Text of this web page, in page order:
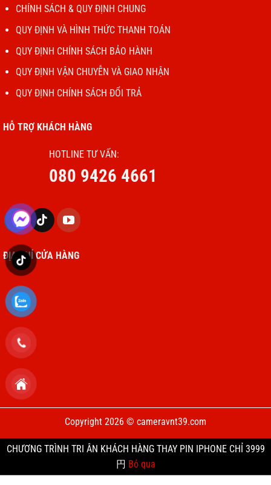
LƯU Ý NHỎ:Dấu hiệu hư loa trong có thể gây nhầm lẫn với tình
trạng hư IC âm thanh. Bạn vẫn cần đem iPhone 15 Pro Max đi
kiểm tra mới biết chính xác bộ phận gặp lỗi cùng giải pháp phù hợp
Thay loa iPhone 15 Pro Max
CHÍNH SÁCH & QUY ĐỊNH CHUNG
QUY ĐỊNH VÀ HÌNH THỨC THANH TOÁN
QUY ĐỊNH CHÍNH SÁCH BẢO HÀNH
QUY ĐỊNH VẬN CHUYỄN VÀ GIAO NHẬN
QUY ĐỊNH CHÍNH SÁCH ĐỔI TRẢ
HỖ TRỢ KHÁCH HÀNG
HOTLINE TƯ VẤN:
080 9426 4661
ĐỊA CHỈ CỬA HÀNG
Copyright 2026 © cameravnt39.com
CHƯƠNG TRÌNH TRI ÂN KHÁCH HÀNG THAY PIN IPHONE CHỈ 3999
円 Bỏ qua